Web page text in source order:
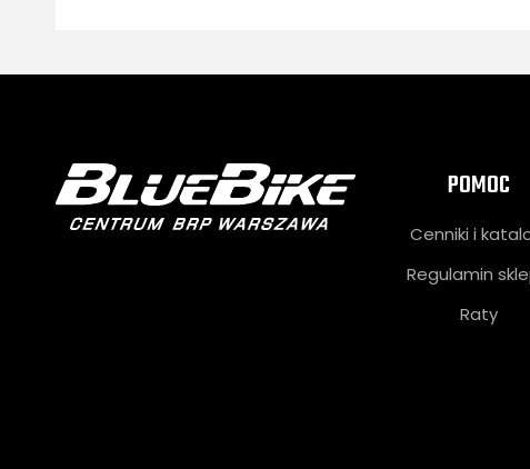
POMOC
Cenniki i
Regulamin
Raty